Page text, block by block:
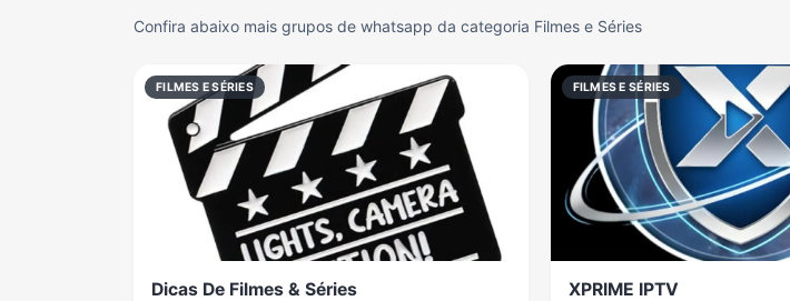
Confira abaixo mais grupos de whatsapp da categoria Filmes e Séries
FILMES E SÉRIES
Dicas De Filmes & Séries
FILMES E SÉRIES
XPRIME IPTV